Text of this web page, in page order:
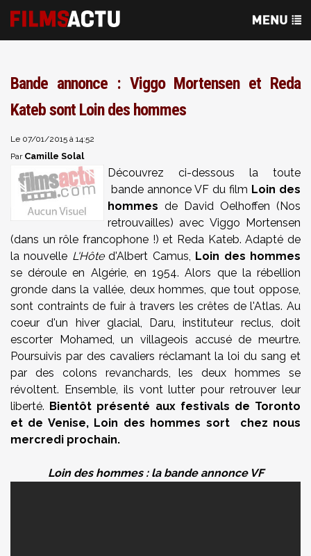
Bande annonce : Viggo Mortensen et Reda
Kateb sont Loin des hommes
Le 07/01/2015 à 14:52
Par Camille Solal
Découvrez ci-dessous la toute
bande annonce VF du film Loin des
hommes de David Oelhoffen (Nos
retrouvailles) avec Viggo Mortensen
(dans un rôle francophone !) et Reda Kateb. Adapté de
la nouvelle L'Hôted'Albert Camus, Loin des hommes
se déroule en Algérie, en 1954. Alors que la rébellion
gronde dans la vallée, deux hommes, que tout oppose,
sont contraints de fuir à travers les crêtes de l'Atlas. Au
coeur d'un hiver glacial, Daru, instituteur reclus, doit
escorter Mohamed, un villageois accusé de meurtre.
Poursuivis par des cavaliers réclamant la loi du sang et
par des colons revanchards, les deux hommes se
révoltent. Ensemble, ils vont lutter pour retrouver leur
liberté. Bientôt présenté aux festivals de Toronto
et de Venise, Loin des hommes sort chez nous
mercredi prochain.
Loin des hommes : la bande annonce VF